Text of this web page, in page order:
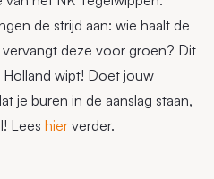
de strijd aan: wie haalt de
deze voor groen? Dit
wipt! Doet jouw
je buren in de aanslag staan,
Lees hier verder.